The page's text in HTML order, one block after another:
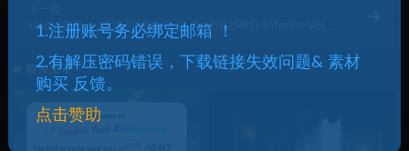
Unity资产 – 建筑可视化项目 ArchVizPRO Interior Vol.8
相关文章
1.注册账号务必绑定邮箱 ！
2.有解压密码错误，下载链接失效问题& 素材
购买 反馈。
点击赞助